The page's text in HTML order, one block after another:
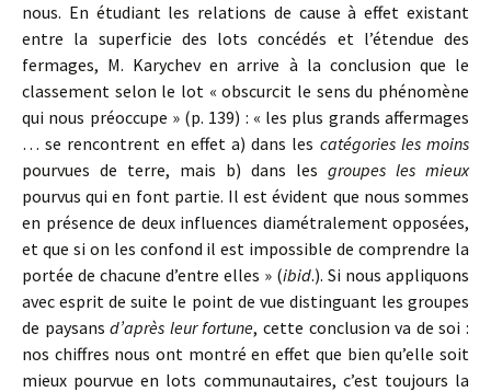
nous. En étudiant les relations de cause à effet existant
entre la superficie des lots concédés et l’étendue des
fermages, M. Karychev en arrive à la conclusion que le
classement selon le lot « obscurcit le sens du phénomène
qui nous préoccupe » (p. 139) : « les plus grands affermages
… se rencontrent en effet a) dans les catégories les moins
pourvues de terre, mais b) dans les groupes les mieux
pourvus qui en font partie. Il est évident que nous sommes
en présence de deux influences diamétralement opposées,
et que si on les confond il est impossible de comprendre la
portée de chacune d’entre elles » (ibid.). Si nous appliquons
avec esprit de suite le point de vue distinguant les groupes
de paysansd’après leur fortune, cette conclusion va de soi :
nos chiffres nous ont montré en effet que bien qu’elle soit
mieux pourvue en lots communautaires, c’est toujours la